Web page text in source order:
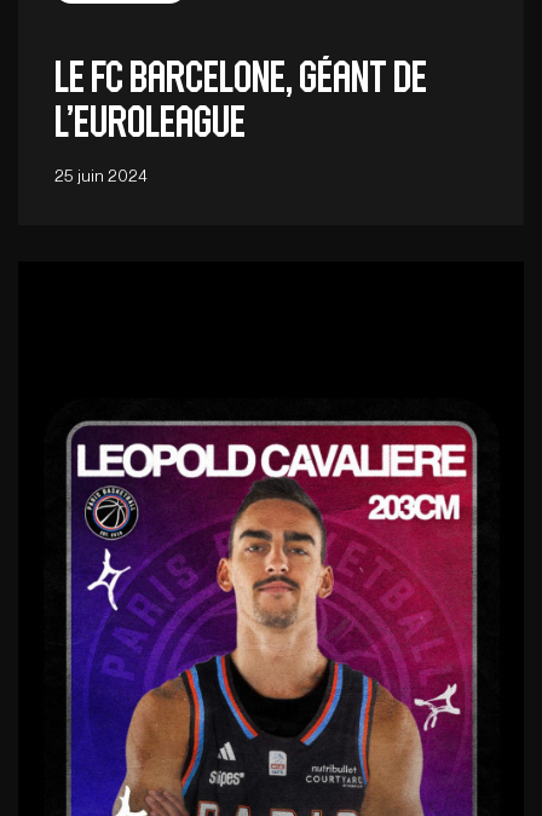
Le FC Barcelone, géant de
l’EuroLeague
25 juin 2024